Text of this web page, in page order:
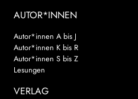
AUTOR*INNEN
Autor*innen A bis J
Autor*innen K bis R
Autor*innen S bis Z
Lesungen
VERLAG